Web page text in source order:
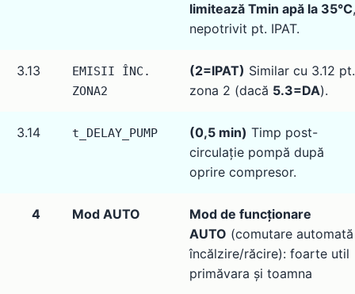
limitează Tmin apă la 35°C,
nepotrivit pt. IPAT.
3.13
EMISII ÎNC.
ZONA2
(2=IPAT) Similar cu 3.12 pt.
zona 2 (dacă 5.3=DA).
3.14 t_DELAY_PUMP (0,5 min) Timp post-
circulație pompă după
oprire compresor.
4 Mod AUTO
Mod de funcționare
AUTO (comutare automată
încălzire/răcire): foarte util
primăvara și toamna